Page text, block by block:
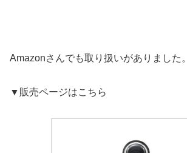
Amazonさんでも取り扱いがありました。
▼販売ページはこちら